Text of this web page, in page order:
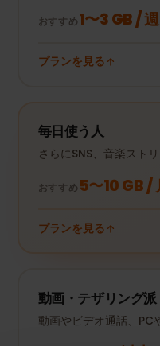
おすすめ1〜3 GB / 週
プランを見る
毎日使う人
さらにSNS、音楽スト
おすすめ 5〜10 GB /
プランを見る
動画・テザリング派
動画やビデオ通話、PC